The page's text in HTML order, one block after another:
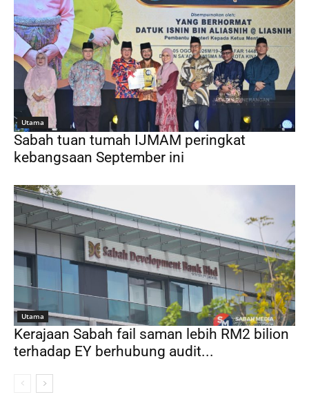
Utama
Sabah tuan tumah IJMAM peringkat
kebangsaan September ini
Utama
Kerajaan Sabah fail saman lebih RM2 bilion
terhadap EY berhubung audit...